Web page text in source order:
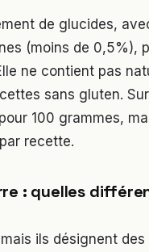
de glucides,
(moins de 0,5%),
ne contient pas
sans gluten.
100 grammes,
recette.
: quelles
ils désignent des